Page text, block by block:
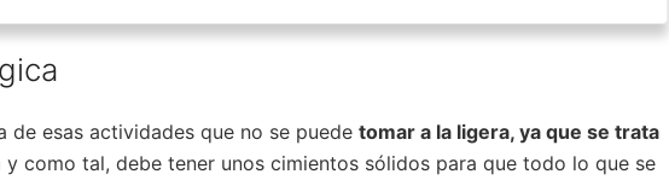
de esas actividades que no se puedetomar a la ligera, ya que se trata
y como tal, debe tener unos cimientos sólidos para que todo lo que se